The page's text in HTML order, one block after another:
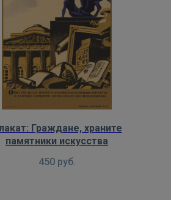
Граждане, храните
памятники искусства
450 руб.